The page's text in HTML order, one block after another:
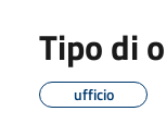
Tipo di
ufficio